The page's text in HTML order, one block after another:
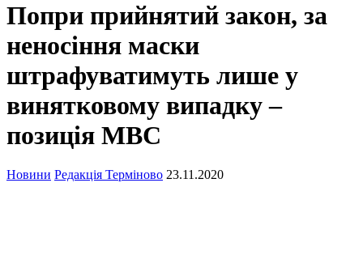
Попри прийнятий закон, за
неносіння маски
штрафуватимуть лише у
винятковому випадку –
позиція МВС
Новини Редакція Терміново 23.11.2020